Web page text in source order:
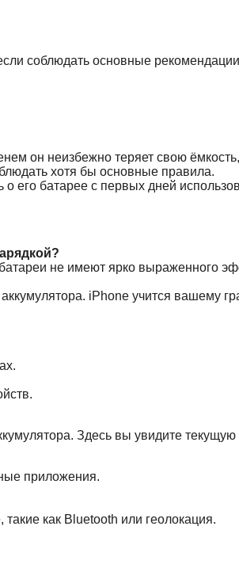
соблюдать основные
он неизбежно теряет свою
хотя бы основные правила.
его батарее с первых дней
не имеют ярко выраженного
iPhone учится вашему
Здесь вы увидите
приложения.
как Bluetooth или геолокация.